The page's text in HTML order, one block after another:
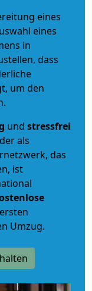
eines
eines
in
dass
um den
und stressfrei
als
das
ist
Umzug.